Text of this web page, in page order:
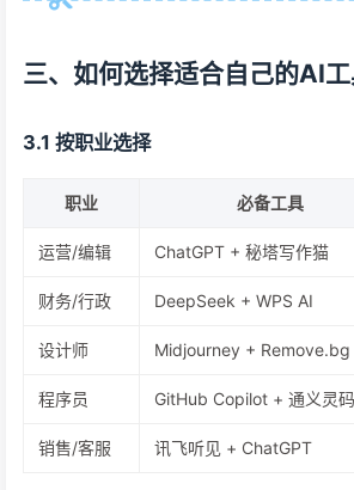
三、如何选择适合自己的AI工
3.1 按职业选择
职业 必备工具
运营/编辑 ChatGPT + 秘塔写作猫
财务/行政 DeepSeek + WPS AI
设计师 Midjourney + Remove.bg
程序员 GitHub Copilot + 通义灵码
销售/客服 讯飞听见 + ChatGPT